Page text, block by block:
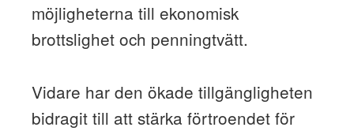
möjligheterna till ekonomisk
brottslighet och penningtvätt.
Vidare har den ökade tillgängligheten
bidragit till att stärka förtroendet för